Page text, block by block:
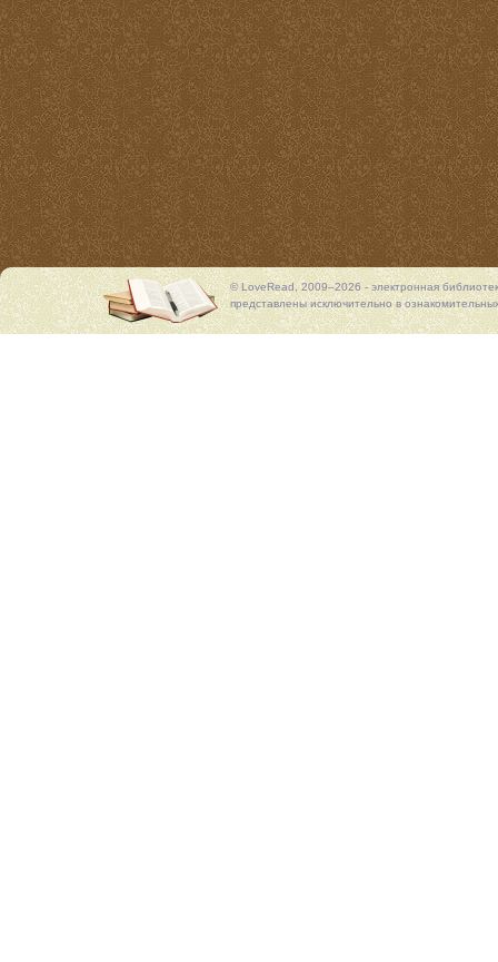
© LoveRead, 2009–2026 - электронная
представлены исключительно в